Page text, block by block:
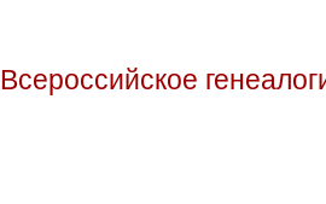
Всероссийское